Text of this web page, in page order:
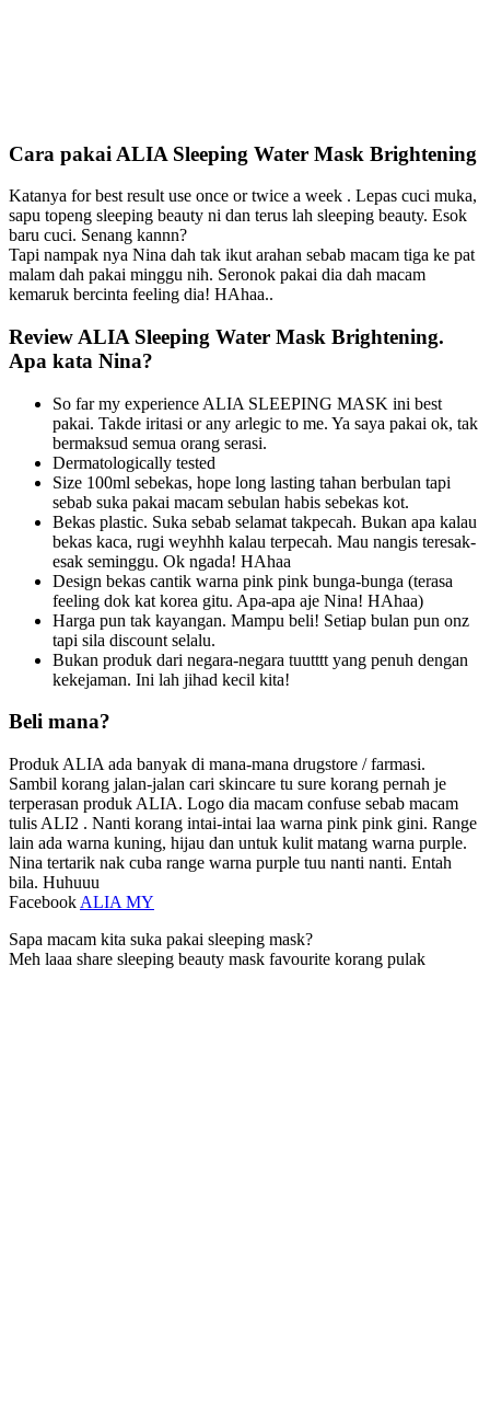
Cara pakai ALIA Sleeping Water Mask Brightening
Katanya for best result use once or twice a week . Lepas cuci muka,
sapu topeng sleeping beauty ni dan terus lah sleeping beauty. Esok
baru cuci. Senang kannn?
Tapi nampak nya Nina dah tak ikut arahan sebab macam tiga ke pat
malam dah pakai minggu nih. Seronok pakai dia dah macam
kemaruk bercinta feeling dia! HAhaa..
Review ALIA Sleeping Water Mask Brightening.
Apa kata Nina?
So far my experience ALIA SLEEPING MASK ini best
pakai. Takde iritasi or any arlegic to me. Ya saya pakai ok, tak
bermaksud semua orang serasi.
Dermatologically tested
Size 100ml sebekas, hope long lasting tahan berbulan tapi
sebab suka pakai macam sebulan habis sebekas kot.
Bekas plastic. Suka sebab selamat takpecah. Bukan apa kalau
bekas kaca, rugi weyhhh kalau terpecah. Mau nangis teresak-
esak seminggu. Ok ngada! HAhaa
Design bekas cantik warna pink pink bunga-bunga (terasa
feeling dok kat korea gitu. Apa-apa aje Nina! HAhaa)
Harga pun tak kayangan. Mampu beli! Setiap bulan pun onz
tapi sila discount selalu.
Bukan produk dari negara-negara tuutttt yang penuh dengan
kekejaman. Ini lah jihad kecil kita!
Beli mana?
Produk ALIA ada banyak di mana-mana drugstore / farmasi.
Sambil korang jalan-jalan cari skincare tu sure korang pernah je
terperasan produk ALIA. Logo dia macam confuse sebab macam
tulis ALI2 . Nanti korang intai-intai laa warna pink pink gini. Range
lain ada warna kuning, hijau dan untuk kulit matang warna purple.
Nina tertarik nak cuba range warna purple tuu nanti nanti. Entah
bila. Huhuuu
Facebook ALIA MY
Sapa macam kita suka pakai sleeping mask?
Meh laaa share sleeping beauty mask favourite korang pulak